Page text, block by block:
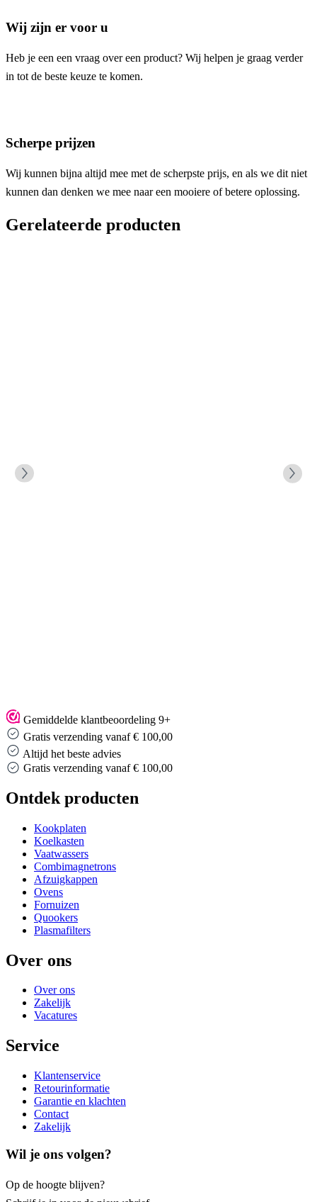
Wij zijn er voor u
Heb je een een vraag over een product? Wij helpen je graag verder
in tot de beste keuze te komen.
Scherpe prijzen
Wij kunnen bijna altijd mee met de scherpste prijs, en als we dit niet
kunnen dan denken we mee naar een mooiere of betere oplossing.
Gerelateerde producten
Gemiddelde klantbeoordeling 9+
Gratis verzending vanaf € 100,00
Altijd het beste advies
Altijd het beste advies
Ontdek producten
Kookplaten
Koelkasten
Vaatwassers
Combimagnetrons
Afzuigkappen
Ovens
Fornuizen
Quookers
Plasmafilters
Over ons
Over ons
Zakelijk
Vacatures
Service
Klantenservice
Retourinformatie
Garantie en klachten
Contact
Zakelijk
Wil je ons volgen?
Op de hoogte blijven?